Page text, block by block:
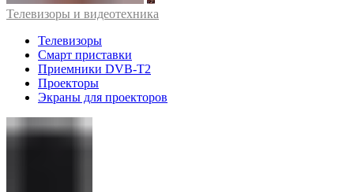
Телевизоры и видеотехника
Телевизоры
Смарт приставки
Приемники DVB-T2
Проекторы
Экраны для проекторов